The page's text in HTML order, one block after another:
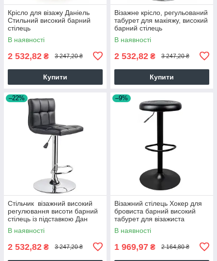
Крісло для візажу Даніель
Стильний високий барний
стілець
В наявності
2 532,82 ₴ 3 247,20 ₴
Купити
Візажне крісло, регульований
табурет для макіяжу, високий
барний стілець
В наявності
2 532,82 ₴ 3 247,20 ₴
Купити
–22%
Стільчик візажний високий
регулювання висоти барний
стілець із підставкою Дан
В наявності
2 532,82 ₴ 3 247,20 ₴
–9%
Візажний стілець Хокер для
бровиста барний високий
табурет для візажиста
високий візажне крісло
МАРКО Black
В наявності
1 969,97 ₴ 2 164,80 ₴